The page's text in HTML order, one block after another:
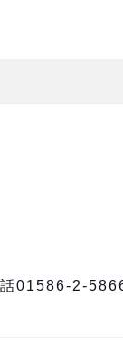
話01586-2-